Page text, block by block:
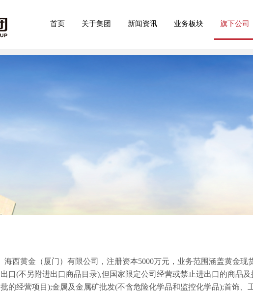
首页 关于集团 新闻资讯 业务板块 旗下公司
海西黄金（厦门）有限公司，注册资本5000万元，业务范围涵盖黄金现
出口(不另附进出口商品目录),但国家限定公司经营或禁止进出口的商品
批的经营项目);金属及金属矿批发(不含危险化学品和监控化学品);首饰、